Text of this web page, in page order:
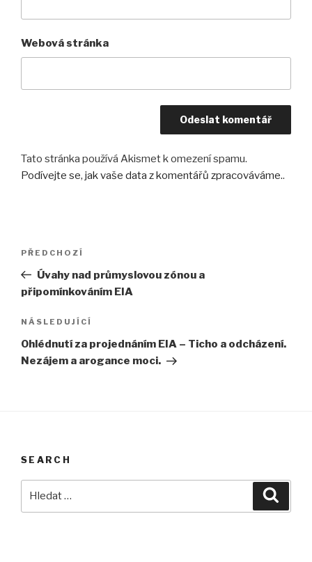
Webová stránka
Tato stránka používá Akismet k omezení spamu.
Podívejte se, jak vaše data z komentářů zpracováváme..
Navigace
pro
příspěvek
Předchozí
příspěvek
PŘEDCHOZÍ
Úvahy nad průmyslovou zónou a
připomínkováním EIA
Následující
příspěvek
NÁSLEDUJÍCÍ
Ohlédnutí za projednáním EIA – Ticho a odcházení.
Nezájem a arogance moci.
SEARCH